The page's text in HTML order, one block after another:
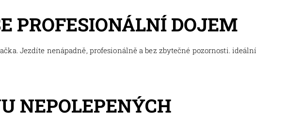
PROFESIONÁLNÍ DOJEM
Jezdíte nenápadně, profesionálně a bez zbytečné pozornosti. ideální
NEPOLEPENÝCH